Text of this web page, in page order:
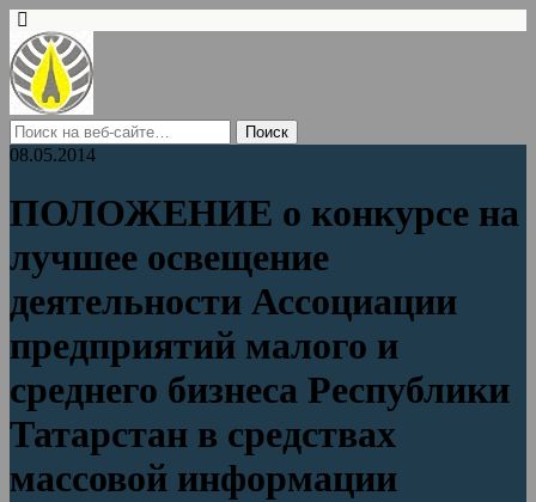
08.05.2014
ПОЛОЖЕНИЕ о конкурсе на
лучшее освещение
деятельности Ассоциации
предприятий малого и
среднего бизнеса Республики
Татарстан в средствах
массовой информации